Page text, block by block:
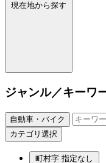
現在地から探す
ジャンル／キーワ
自動車・バイク
カテゴリ選択
町村字 指定なし